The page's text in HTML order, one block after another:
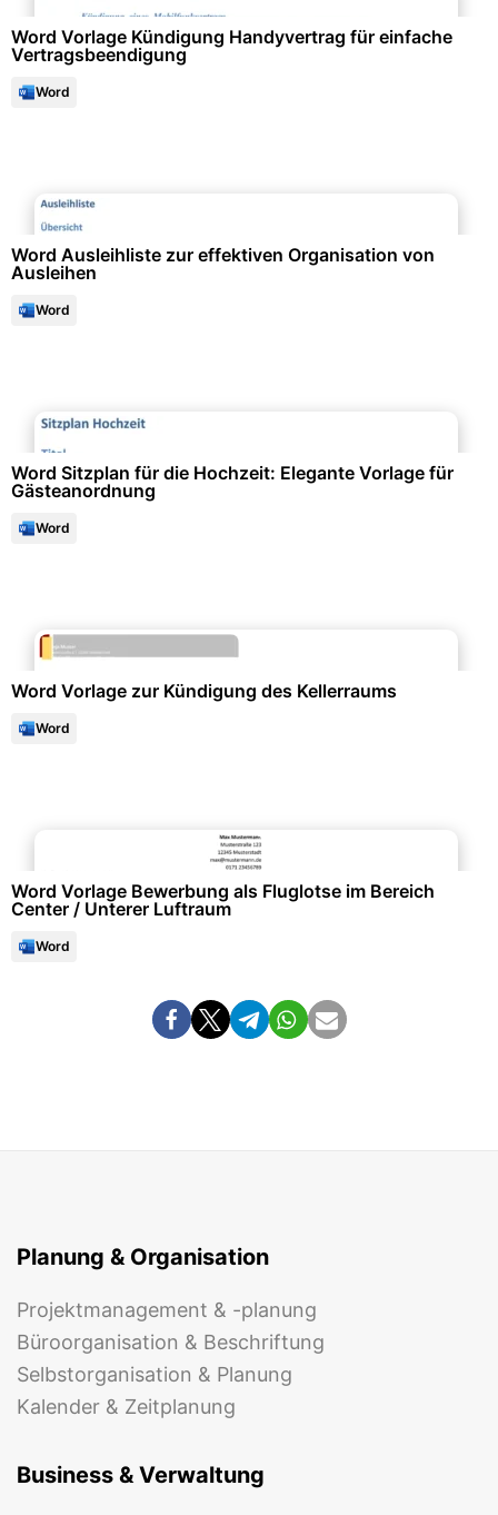
Word Vorlage Kündigung Handyvertrag für einfache
Vertragsbeendigung
Word
Word Ausleihliste zur effektiven Organisation von
Ausleihen
Word
Word Sitzplan für die Hochzeit: Elegante Vorlage für
Gästeanordnung
Word
Word Vorlage zur Kündigung des Kellerraums
Word
Word Vorlage Bewerbung als Fluglotse im Bereich
Center / Unterer Luftraum
Word
Planung & Organisation
Projektmanagement & -planung
Büroorganisation & Beschriftung
Selbstorganisation & Planung
Kalender & Zeitplanung
Business & Verwaltung